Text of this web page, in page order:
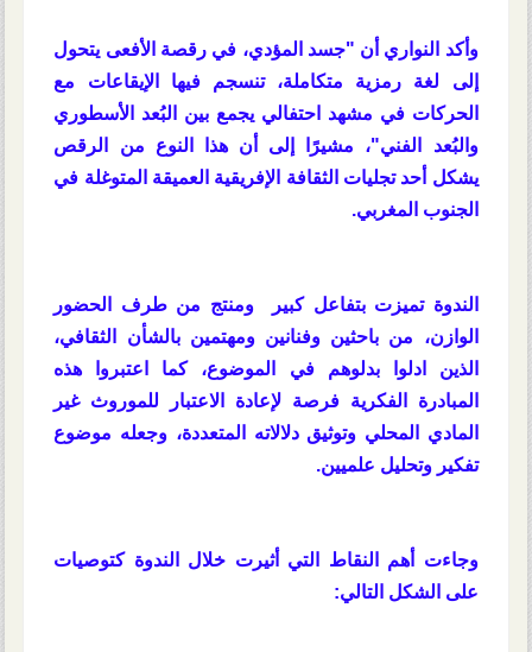
وأكد النواري أن "جسد المؤدي، في رقصة الأفعى يتحول
إلى لغة رمزية متكاملة، تنسجم فيها الإيقاعات مع
الحركات في مشهد احتفالي يجمع بين البُعد الأسطوري
والبُعد الفني"، مشيرًا إلى أن هذا النوع من الرقص
يشكل أحد تجليات الثقافة الإفريقية العميقة المتوغلة في
الجنوب المغربي.
الندوة تميزت بتفاعل كبير ومنتج من طرف الحضور
الوازن، من باحثين وفنانين ومهتمين بالشأن الثقافي،
الذين ادلوا بدلوهم في الموضوع، كما اعتبروا هذه
المبادرة الفكرية فرصة لإعادة الاعتبار للموروث غير
المادي المحلي وتوثيق دلالاته المتعددة، وجعله موضوع
تفكير وتحليل علميين.
وجاءت أهم النقاط التي أثيرت خلال الندوة كتوصيات
على الشكل التالي: